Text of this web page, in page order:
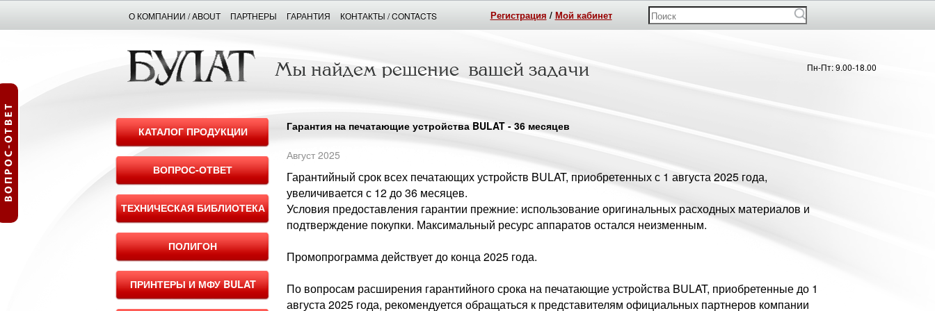
Регистрация / Мой кабинет
О КОМПАНИИ / ABOUT ПАРТНЕРЫ ГАРАНТИЯ КОНТАКТЫ / CONTACTS
Пн-Пт: 9.00-18.00
КАТАЛОГ ПРОДУКЦИИ
ВОПРОС-ОТВЕТ
ТЕХНИЧЕСКАЯ БИБЛИОТЕКА
ПОЛИГОН
ПРИНТЕРЫ И МФУ BULAT
Гарантия на печатающие устройства BULAT - 36 месяцев
Август 2025
Гарантийный срок всех печатающих устройств BULAT, приобретенных с 1 августа 2025 года,
увеличивается с 12 до 36 месяцев.
Условия предоставления гарантии прежние: использование оригинальных расходных материалов и
подтверждение покупки. Максимальный ресурс аппаратов остался неизменным.
Промопрограмма действует до конца 2025 года.
По вопросам расширения гарантийного срока на печатающие устройства BULAT, приобретенные до 1
августа 2025 года, рекомендуется обращаться к представителям официальных партнеров компании